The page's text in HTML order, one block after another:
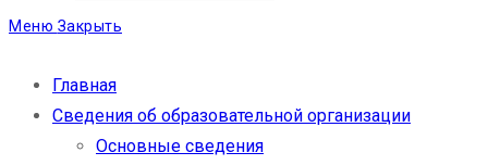
Меню Закрыть
Главная
Сведения об образовательной организации
Основные сведения